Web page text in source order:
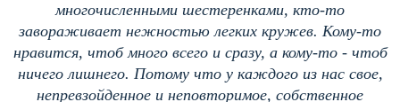
многочисленными шестеренками, кто-то
завораживает нежностью легких кружев. Кому-то
нравится, чтоб много всего и сразу, а кому-то - чтоб
ничего лишнего. Потому что у каждого из нас свое,
непревзойденное и неповторимое, собственное